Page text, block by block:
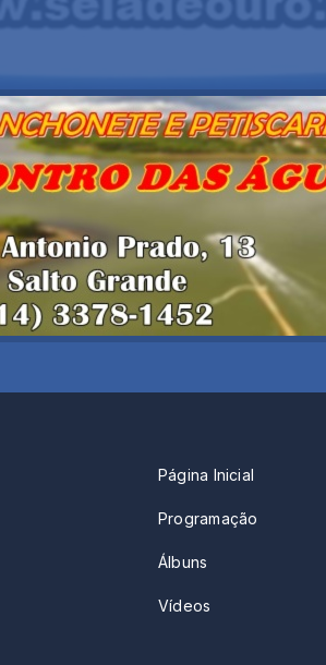
Página Inicial
Programação
Álbuns
Vídeos